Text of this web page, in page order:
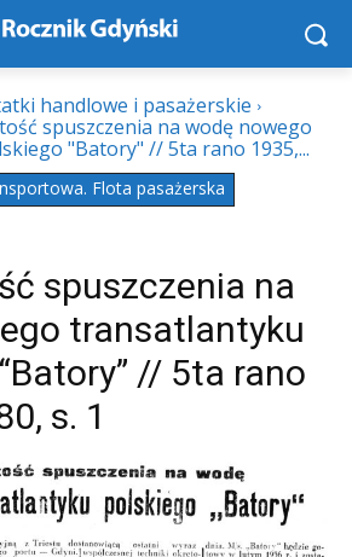
handlowe i pasażerskie
spuszczenia na wodę nowego
"Batory" // 5ta rano 1935,...
Flota pasażerska
spuszczenia na
transatlantyku
// 5ta rano
s. 1